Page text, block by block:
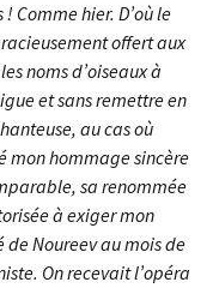
Comme hier. D’où le
offert aux
noms d’oiseaux à
et sans remettre en
au cas où
mon hommage sincère
sa renommée
à exiger mon
Noureev au mois de
On recevait l’opéra